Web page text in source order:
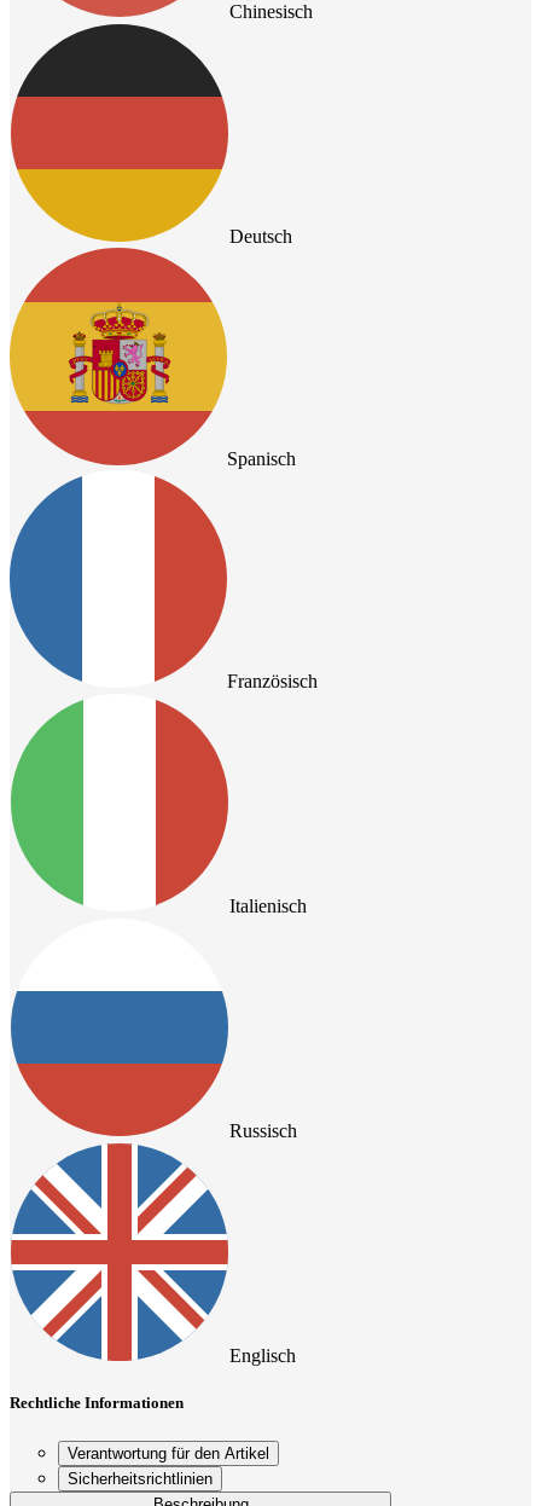
Chinesisch
Deutsch
Spanisch
Französisch
Italienisch
Russisch
Englisch
Rechtliche Informationen
Verantwortung für den Artikel
Sicherheitsrichtlinien